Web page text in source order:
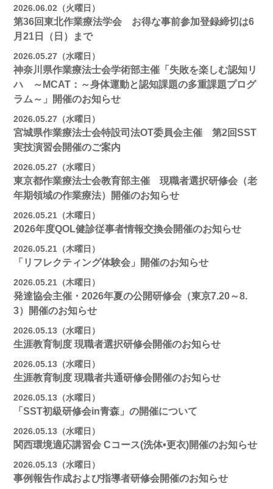
2026.06.02（火曜日）
第36回東北作業療法学会 お得な事前参加登録締切は6
月21日（日）まで
2026.05.27（水曜日）
神奈川県作業療法士会学術部主催「失敗を楽しむ認知リ
ハ ～MCAT：～身体運動と認知課題の多重課題プログ
ラム～」開催のお知らせ
2026.05.27（水曜日）
宮城県作業療法士会特設司法OT委員会主催 第2回SST
実技演習会開催のご案内
2026.05.27（水曜日）
東京都作業療法士会教育部主催 現職者選択研修会（老
年期領域の作業療法）開催のお知らせ
2026.05.21（木曜日）
2026年度QOL健診従事者情報交換会開催のお知らせ
2026.05.21（木曜日）
「リフレクティング体験会」開催のお知らせ
2026.05.21（木曜日）
発達協会主催・2026年夏の公開研修会（東京7.20～8.
3）開催のお知らせ
2026.05.13（水曜日）
生涯教育制度 現職者選択研修会開催のお知らせ
2026.05.13（水曜日）
生涯教育制度 現職者共通研修会開催のお知らせ
2026.05.13（水曜日）
「SST初級研修会in青森」の開催について
2026.05.13（水曜日）
関西環境適応講習会 Cコース(洗体•更衣)開催のお知らせ
2026.05.13（水曜日）
事例報告作成および指導者研修会開催のお知らせ